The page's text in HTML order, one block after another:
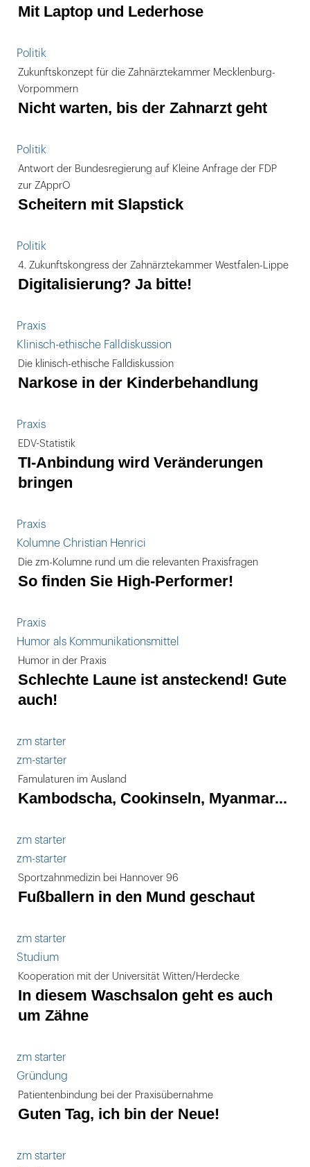
Mit Laptop und Lederhose
Politik
Zukunftskonzept für die Zahnärztekammer Mecklenburg-
Vorpommern
Nicht warten, bis der Zahnarzt geht
Politik
Antwort der Bundesregierung auf Kleine Anfrage der FDP
zur ZApprO
Scheitern mit Slapstick
Politik
4. Zukunftskongress der Zahnärztekammer Westfalen-Lippe
Digitalisierung? Ja bitte!
Praxis
Klinisch-ethische Falldiskussion
Die klinisch-ethische Falldiskussion
Narkose in der Kinderbehandlung
Praxis
EDV-Statistik
TI-Anbindung wird Veränderungen
bringen
Praxis
Kolumne Christian Henrici
Die zm-Kolumne rund um die relevanten Praxisfragen
So finden Sie High-Performer!
Praxis
Humor als Kommunikationsmittel
Humor in der Praxis
Schlechte Laune ist ansteckend! Gute
auch!
zm starter
zm-starter
Famulaturen im Ausland
Kambodscha, Cookinseln, Myanmar...
zm starter
zm-starter
Sportzahnmedizin bei Hannover 96
Fußballern in den Mund geschaut
zm starter
Studium
Kooperation mit der Universität Witten/Herdecke
In diesem Waschsalon geht es auch
um Zähne
zm starter
Gründung
Patientenbindung bei der Praxisübernahme
Guten Tag, ich bin der Neue!
zm starter